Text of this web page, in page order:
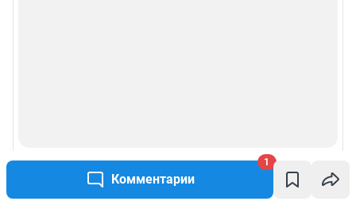
Комментарии
1